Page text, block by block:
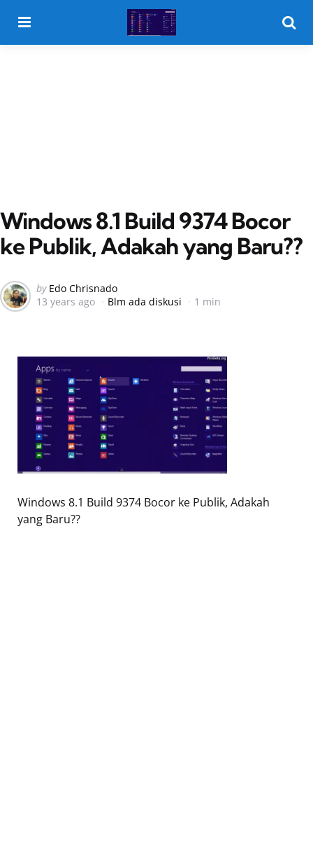
Windows 8.1 Build 9374 Bocor
ke Publik, Adakah yang Baru??
Posted
by
by Edo Chrisnado
13 years ago
Blm ada diskusi 1 min
Windows 8.1 Build 9374 Bocor ke Publik, Adakah
yang Baru??